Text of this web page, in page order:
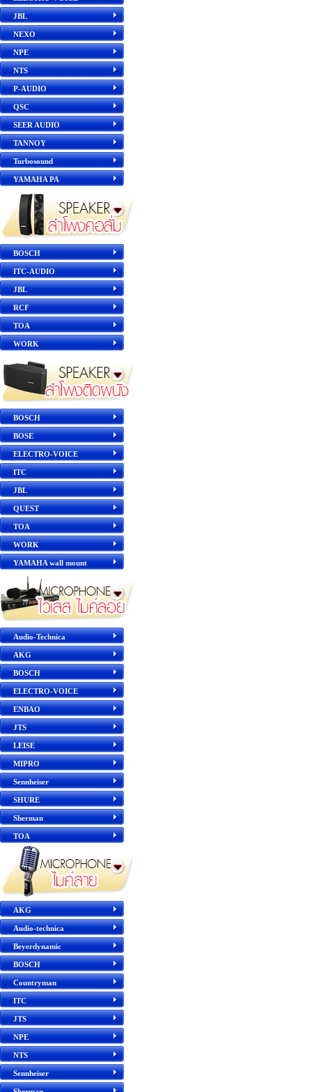
JBL
NEXO
NPE
NTS
P-AUDIO
QSC
SEER AUDIO
TANNOY
Turbosound
YAMAHA PA
BOSCH
ITC-AUDIO
JBL
RCF
TOA
WORK
BOSCH
BOSE
ELECTRO-VOICE
ITC
JBL
QUEST
TOA
WORK
YAMAHA wall mount
Audio-Technica
AKG
BOSCH
ELECTRO-VOICE
ENBAO
JTS
LEISE
MIPRO
Sennheiser
SHURE
Sherman
TOA
AKG
Audio-technica
Beyerdynamic
BOSCH
Countryman
ITC
JTS
NPE
NTS
Sennheiser